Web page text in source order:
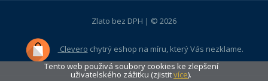
Zlato bez DPH | © 2026
Clevero chytrý eshop na míru, který Vás nezklame.
Tento web použivá soubory cookies ke zlepšení
uživatelského zážitku (zjistitvíce).